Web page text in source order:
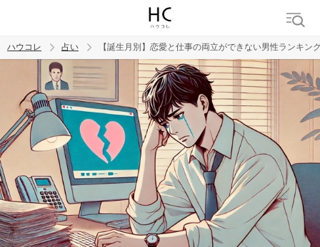
トレンド ワード
ハウコレ 占い 【誕生月別】恋愛と仕事の両立ができない男性ランキン